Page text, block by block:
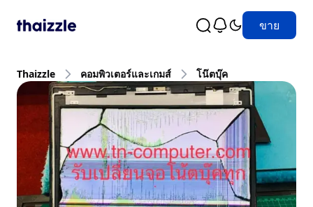
ขาย
Thaizzle คอมพิวเตอร์และเกมส์ โน๊ตบุ๊ค